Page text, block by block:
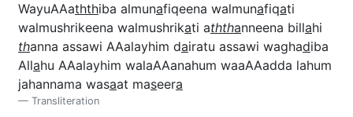
WayuAAaththiba almunafiqeena walmunafiqati
walmushrikeena walmushrikati aththanneena billahi
thanna assawi AAalayhim dairatu assawi waghadiba
Allahu AAalayhim walaAAanahum waaAAadda lahum
jahannama wasaat maseera
Transliteration